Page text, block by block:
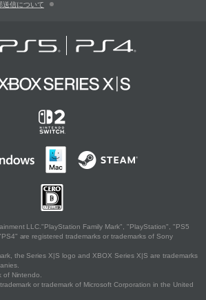
送信について
LLC."PlayStation Family Mark", "PlayStation", "PS5
are registered trademarks or trademarks of Sony
the Series X|S logo and XBOX Series X|S are trademarks
Nintendo.
or trademark of Microsoft Corporation in the United